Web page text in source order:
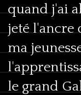
quand j'ai
jeté l'ancre
ma
le grand